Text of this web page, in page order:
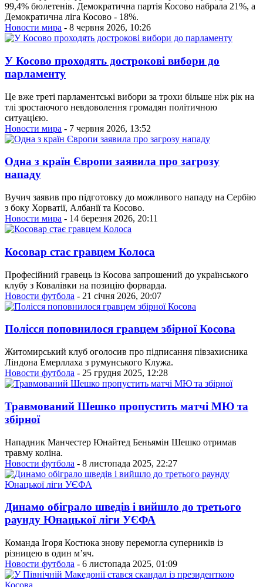
99,4% бюлетенів. Демократична партія Косово набрала 21%, а
Демократична ліга Косово - 18%.
Новости мира - 8 червня 2026, 10:26
У Косово проходять дострокові вибори до
парламенту
Це вже треті парламентські вибори за трохи більше ніж рік на
тлі зростаючого невдоволення громадян політичною
ситуацією.
Новости мира - 7 червня 2026, 13:52
Одна з країн Європи заявила про загрозу
нападу
Вучич заявив про підготовку до можливого нападу на Сербію
з боку Хорватії, Албанії та Косово.
Новости мира - 14 березня 2026, 20:11
Косовар стає гравцем Колоса
Професійний гравець із Косова запрошений до українського
клубу з Ковалівки на позицію форварда.
Новости футбола - 21 січня 2026, 20:07
Полісся поповнилося гравцем збірної Косова
Житомирський клуб оголосив про підписання півзахисника
Ліндона Емерллаха з румунського Клужа.
Новости футбола - 25 грудня 2025, 12:28
Травмований Шешко пропустить матчі МЮ та
збірної
Нападник Манчестер Юнайтед Беньямін Шешко отримав
травму коліна.
Новости футбола - 8 листопада 2025, 22:27
Динамо обіграло шведів і вийшло до третього
раунду Юнацької ліги УЄФА
Команда Ігоря Костюка знову перемогла суперників із
різницею в один м’яч.
Новости футбола - 6 листопада 2025, 01:09